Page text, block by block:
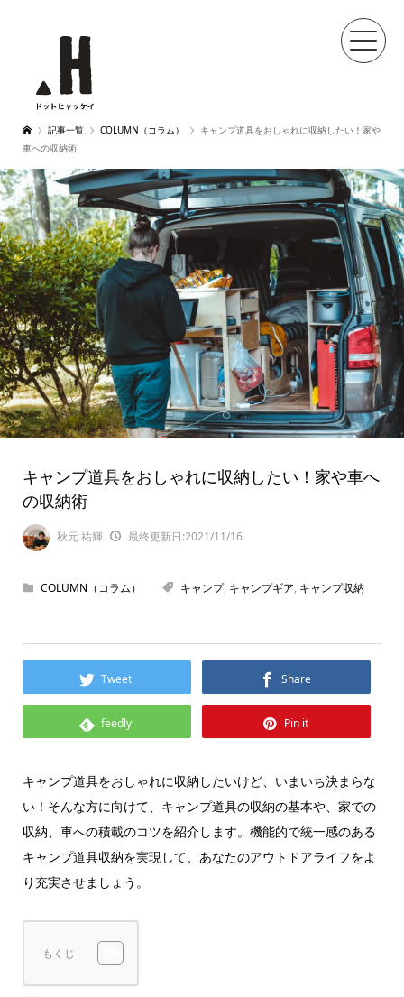
記事一覧 COLUMN（コラム）
キャンプ道具をおしゃれに収納したい！家や
車への収納術
キャンプ道具をおしゃれに収納したい！家や車へ
の収納術
秋元 祐輝 最終更新日:2021/11/16
COLUMN（コラム） キャンプ, キャンプギア, キャンプ収納
Tweet Share
feedly Pin it
キャンプ道具をおしゃれに収納したいけど、いまいち決まらな
い！そんな方に向けて、キャンプ道具の収納の基本や、家での
収納、車への積載のコツを紹介します。機能的で統一感のある
キャンプ道具収納を実現して、あなたのアウトドアライフをよ
り充実させましょう。
もくじ